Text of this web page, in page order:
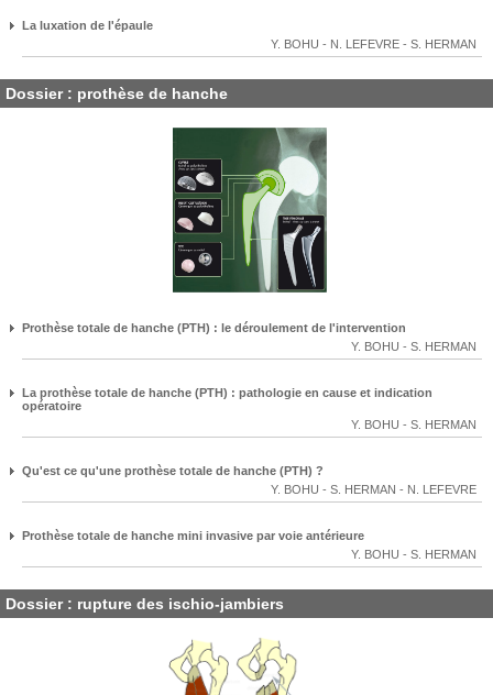
La luxation de l'épaule
Y. BOHU - N. LEFEVRE - S. HERMAN
Dossier : prothèse de hanche
Prothèse totale de hanche (PTH) : le déroulement de l'intervention
Y. BOHU - S. HERMAN
La prothèse totale de hanche (PTH) : pathologie en cause et indication
opératoire
Y. BOHU - S. HERMAN
Qu'est ce qu'une prothèse totale de hanche (PTH) ?
Y. BOHU - S. HERMAN - N. LEFEVRE
Prothèse totale de hanche mini invasive par voie antérieure
Y. BOHU - S. HERMAN
Dossier : rupture des ischio-jambiers